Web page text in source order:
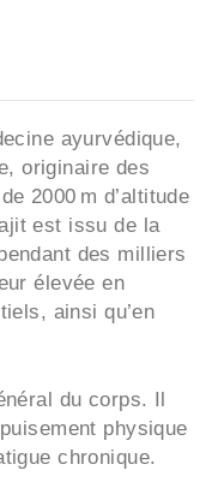
ayurvédique,
originaire des
2000 m d’altitude
est issu de la
des milliers
élevée en
ainsi qu’en
du corps. Il
physique
chronique.